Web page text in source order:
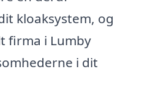
kloaksystem, og
firma i Lumby
i dit